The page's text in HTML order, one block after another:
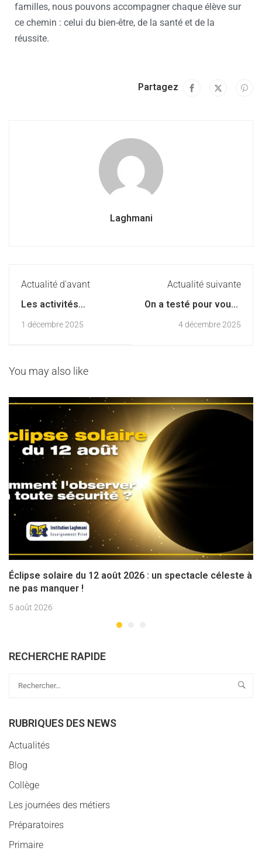
familles, nous pouvons accompagner chaque élève sur
ce chemin : celui du bien-être, de la santé et de la
réussite.
Partagez
Laghmani
Actualité d'avant
Les activités
alliés pour grandir
1 décembre 2025
Actualité suivante
On a testé pour vous :
Inter, la radio des
4 décembre 2025
You may also like
Éclipse solaire du 12 août 2026 : un spectacle céleste à
ne pas manquer !
5 août 2026
RECHERCHE RAPIDE
RUBRIQUES DES NEWS
Actualités
Blog
Collège
Les journées des métiers
Préparatoires
Primaire